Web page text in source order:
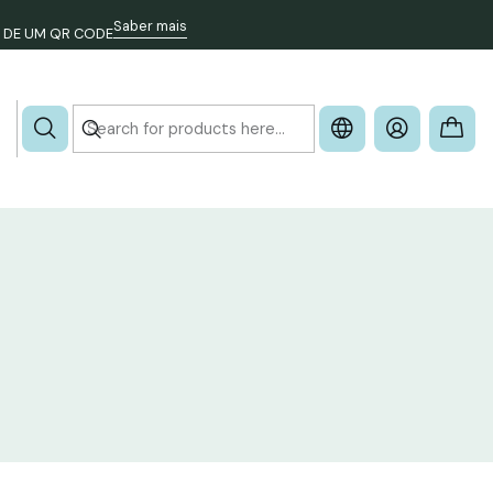
DE UM QR CODESaber mais